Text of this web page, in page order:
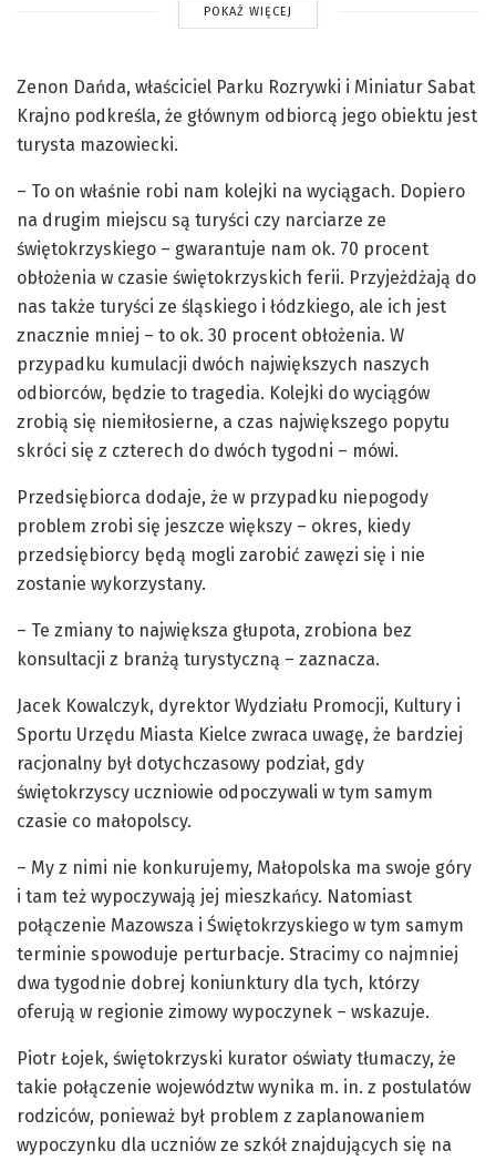
POKAŻ WIĘCEJ
Zenon Dańda, właściciel Parku Rozrywki i Miniatur Sabat
Krajno podkreśla, że głównym odbiorcą jego obiektu jest
turysta mazowiecki.
– To on właśnie robi nam kolejki na wyciągach. Dopiero
na drugim miejscu są turyści czy narciarze ze
świętokrzyskiego – gwarantuje nam ok. 70 procent
obłożenia w czasie świętokrzyskich ferii. Przyjeżdżają do
nas także turyści ze śląskiego i łódzkiego, ale ich jest
znacznie mniej – to ok. 30 procent obłożenia. W
przypadku kumulacji dwóch największych naszych
odbiorców, będzie to tragedia. Kolejki do wyciągów
zrobią się niemiłosierne, a czas największego popytu
skróci się z czterech do dwóch tygodni – mówi.
Przedsiębiorca dodaje, że w przypadku niepogody
problem zrobi się jeszcze większy – okres, kiedy
przedsiębiorcy będą mogli zarobić zawęzi się i nie
zostanie wykorzystany.
– Te zmiany to największa głupota, zrobiona bez
konsultacji z branżą turystyczną – zaznacza.
Jacek Kowalczyk, dyrektor Wydziału Promocji, Kultury i
Sportu Urzędu Miasta Kielce zwraca uwagę, że bardziej
racjonalny był dotychczasowy podział, gdy
świętokrzyscy uczniowie odpoczywali w tym samym
czasie co małopolscy.
– My z nimi nie konkurujemy, Małopolska ma swoje góry
i tam też wypoczywają jej mieszkańcy. Natomiast
połączenie Mazowsza i Świętokrzyskiego w tym samym
terminie spowoduje perturbacje. Stracimy co najmniej
dwa tygodnie dobrej koniunktury dla tych, którzy
oferują w regionie zimowy wypoczynek – wskazuje.
Piotr Łojek, świętokrzyski kurator oświaty tłumaczy, że
takie połączenie województw wynika m. in. z postulatów
rodziców, ponieważ był problem z zaplanowaniem
wypoczynku dla uczniów ze szkół znajdujących się na